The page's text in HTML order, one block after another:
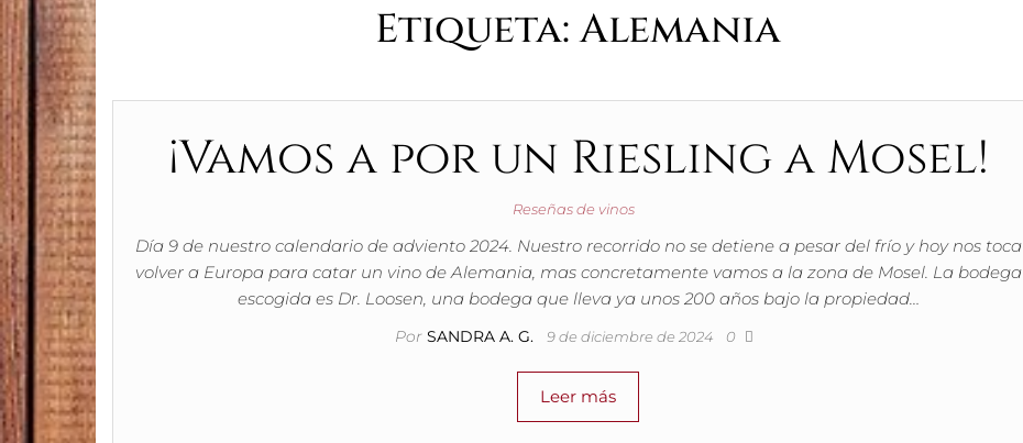
Etiqueta:Alemania
¡Vamos a por un Riesling a Mosel!
Reseñas de vinos
Día 9 de nuestro calendario de adviento 2024. Nuestro recorrido no se detiene a pesar del frío y hoy nos toca
volver a Europa para catar un vino de Alemania, mas concretamente vamos a la zona de Mosel. La bodega
escogida es Dr. Loosen, una bodega que lleva ya unos 200 años bajo la propiedad…
Por SANDRA A. G. 9 de diciembre de 2024 0
Leer más